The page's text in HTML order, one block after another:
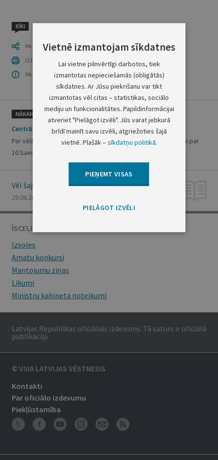
RĪKI
PASTĀSTI CITIEM
IZDRUKĀT PUBLIKĀCIJU
PAR OFICIĀLO IZDEVUMU
NĀKAMAIS
Centrālās vēlēšanu komisijas lēmums Nr.23
Par vēlēšanu komisiju iecelšanu ārvalstīs tautas nobalsošanai par
10.Saeimas atlaišanu 2011.gada 23.jūlijā
Vēl šajā numurā
29.06.2011., Nr. 99
ĪSCEĻI
Izsoles
Amatu konkursi
Mantojumu ziņas
Likumi
Ministru kabineta noteikumi
Latvijas Republikas oficiālais izdevums. Tā saturs ir oficiālā
publikācija.
© VSIA LATVIJAS VĒSTNESIS
Kontakti
Par oficiālo izdevumu
Piekļūstamība
Vietnē izmantojam sīkdatnes
Lai vietne pilnvērtīgi darbotos, tiek
izmantotas nepieciešamās (obligātās)
sīkdatnes. Ar Jūsu piekrišanu var tikt
izmantotas vēl citas – statistikas, sociālo
mediju un funkcionalitātes. Papildinformācijai
atveriet "Pielāgot izvēli". Jūs varat jebkurā
brīdī mainīt savu izvēli, atgriežoties šajā
vietnē. Plašāk –sīkdatņu politikā.
PIEŅEMT VISAS
PIELĀGOT IZVĒLI